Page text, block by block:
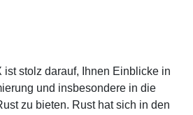
ist stolz darauf, Ihnen Einblicke in
und insbesondere in die
zu bieten. Rust hat sich in den